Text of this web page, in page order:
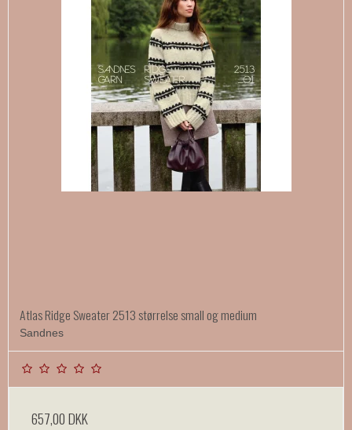
Atlas Ridge Sweater 2513 størrelse small og medium
Sandnes
657,00 DKK